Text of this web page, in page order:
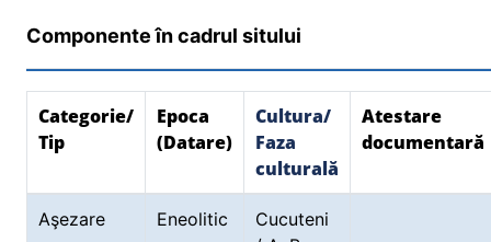
Componente în cadrul sitului
Categorie/
Tip
Epoca
(Datare)
Cultura/
Faza
culturală
Atestare
documentară
Aşezare Eneolitic
Cucuteni